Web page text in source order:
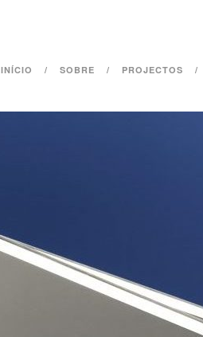
INÍCIO SOBRE PROJECTOS